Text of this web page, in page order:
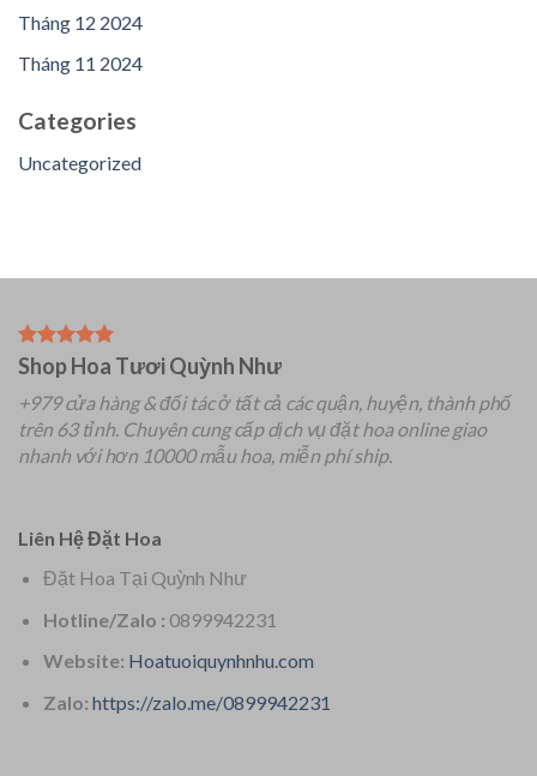
Tháng 12 2024
Tháng 11 2024
Categories
Uncategorized
Shop Hoa Tươi Quỳnh Như
+979 cửa hàng & đối tác ở tất cả các quận, huyện, thành phố
trên 63 tỉnh. Chuyên cung cấp dịch vụ đặt hoa online giao
nhanh với hơn 10000 mẫu hoa, miễn phí ship.
Liên Hệ Đặt Hoa
Đặt Hoa Tại Quỳnh Như
Hotline/Zalo : 0899942231
Website: Hoatuoiquynhnhu.com
Zalo: https://zalo.me/0899942231